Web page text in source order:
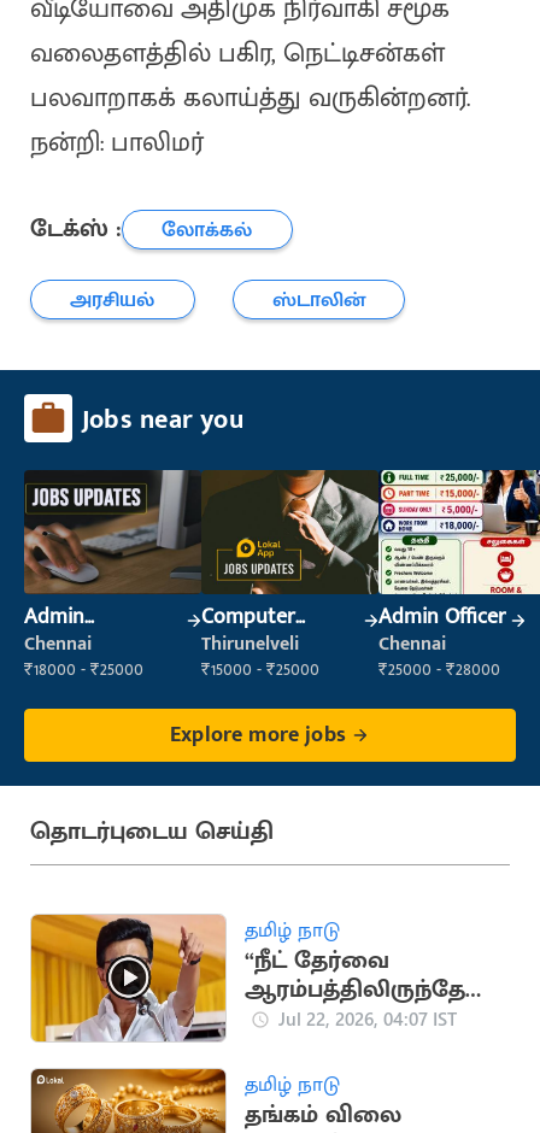
வீடியோவை அதிமுக நிர்வாகி சமூக
வலைதளத்தில் பகிர, நெட்டிசன்கள்
பலவாறாகக் கலாய்த்து வருகின்றனர்.
நன்றி: பாலிமர்
டேக்ஸ் :
லோக்கல்
அரசியல்
ஸ்டாலின்
Jobs near you
Admin
Supervisor
Chennai
₹18000 - ₹25000
Computer
Operator
Thirunelveli
₹15000 - ₹25000
Admin Officer
Chennai
₹25000 - ₹28000
Explore more jobs
தொடர்புடைய செய்தி
தமிழ் நாடு
“நீட் தேர்வை
ஆரம்பத்திலிருந்தே
எதிர்த்து வந்தது
மு.க.ஸ்டாலின்
Jul 22, 2026, 04:07 IST
தமிழ் நாடு
தங்கம் விலை